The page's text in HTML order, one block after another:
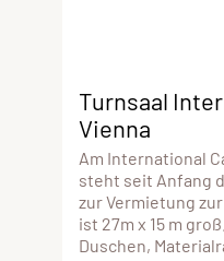
Turnsaal
Vienna
Am International
steht seit Anfang
zur Vermietung
ist 27m x 15 m
Duschen,